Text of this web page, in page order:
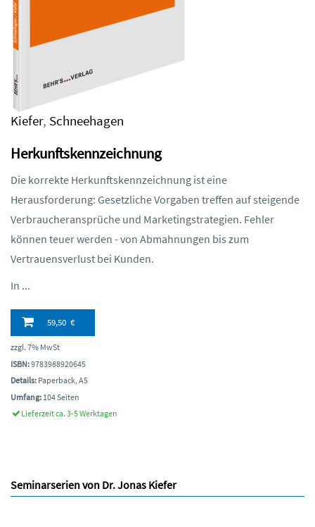
Kiefer, Schneehagen
Herkunftskennzeichnung
Die korrekte Herkunftskennzeichnung ist eine
Herausforderung: Gesetzliche Vorgaben treffen auf steigende
Verbraucheransprüche und Marketingstrategien. Fehler
können teuer werden - von Abmahnungen bis zum
Vertrauensverlust bei Kunden.
In ...
59,50 €
zzgl. 7% MwSt
ISBN:9783988920645
Details: Paperback, A5
Umfang: 104 Seiten
Lieferzeit ca. 3-5 Werktagen
Seminarserien von Dr. Jonas Kiefer